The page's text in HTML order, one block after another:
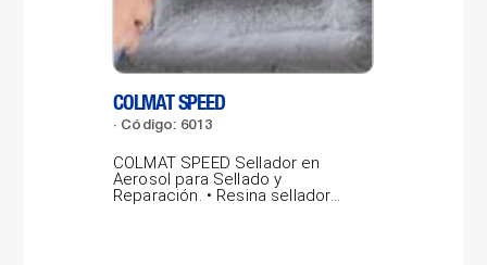
COLMAT SPEED
Código: 6013
COLMAT SPEED Sellador en
Aerosol para Sellado y
Reparación. • Resina selladora